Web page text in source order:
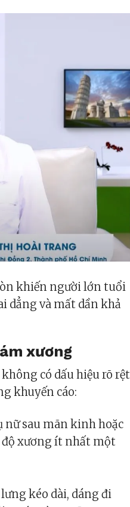
khiến người lớn tuổi
dẳng và mất dần khả
xương
có dấu hiệu rõ rệt
khuyến cáo:
sau mãn kinh hoặc
độ xương ít nhất một
kéo dài, dáng đi